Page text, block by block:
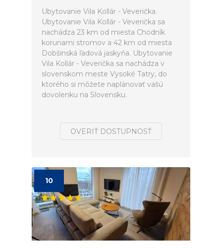
Ubytovanie Vila Kollár - Veverička.
Ubytovanie Vila Kollár - Veverička sa
nachádza 23 km od miesta Chodník
korunami stromov a 42 km od miesta
Dobšinská ľadová jaskyňa. Ubytovanie
Vila Kollár - Veverička sa nachádza v
slovenskom meste Vysoké Tatry, do
ktorého si môžete naplánovať vašú
dovolenku na Slovensku.
OVERIŤ DOSTUPNOSŤ
10